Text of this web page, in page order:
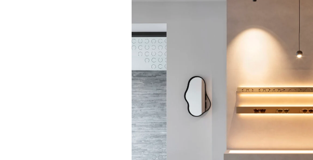
Grâce à un plan lumière intelligent et à la précision
DIALux, chaque détail a été soigneusement pensé.
DÉCOUVRIR CE PROJET